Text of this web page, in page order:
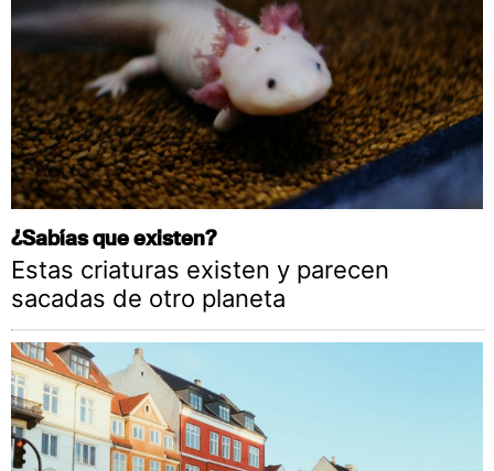
¿Sabías que existen?
Estas criaturas existen y parecen
sacadas de otro planeta